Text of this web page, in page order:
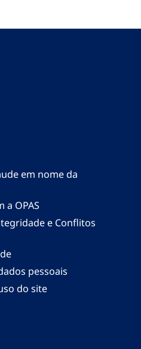
em nome da
a OPAS
e Conflitos
pessoais
do site